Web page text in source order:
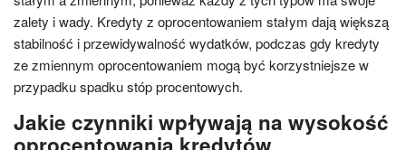
zalety i wady. Kredyty z oprocentowaniem stałym dają większą
stabilność i przewidywalność wydatków, podczas gdy kredyty
ze zmiennym oprocentowaniem mogą być korzystniejsze w
przypadku spadku stóp procentowych.
Jakie czynniki wpływają na wysokość
oprocentowania kredytów